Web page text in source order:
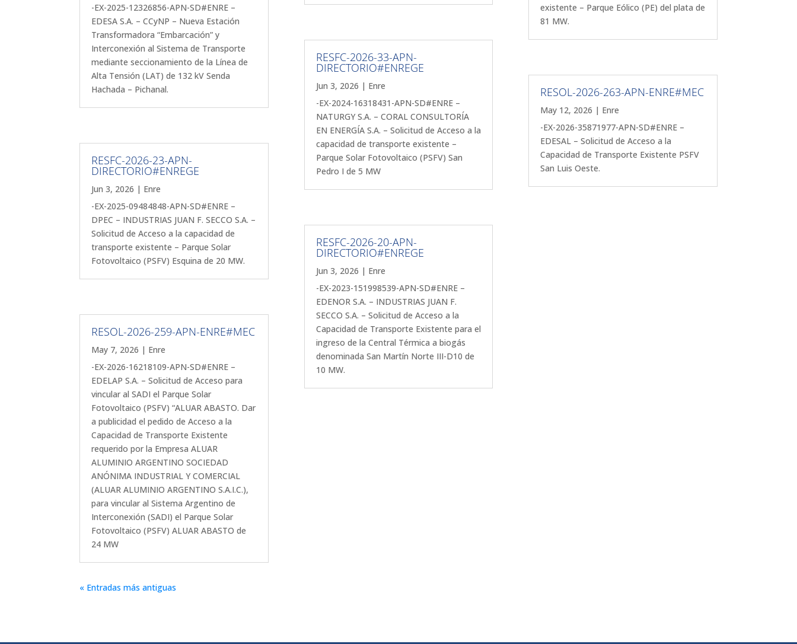
-EX-2025-12326856-APN-SD#ENRE –
EDESA S.A. – CCyNP – Nueva Estación
Transformadora “Embarcación” y
Interconexión al Sistema de Transporte
mediante seccionamiento de la Línea de
Alta Tensión (LAT) de 132 kV Senda
Hachada – Pichanal.
RESFC-2026-23-APN-
DIRECTORIO#ENREGE
Jun 3, 2026 | Enre
-EX-2025-09484848-APN-SD#ENRE –
DPEC – INDUSTRIAS JUAN F. SECCO S.A. –
Solicitud de Acceso a la capacidad de
transporte existente – Parque Solar
Fotovoltaico (PSFV) Esquina de 20 MW.
RESOL-2026-259-APN-ENRE#MEC
May 7, 2026 | Enre
-EX-2026-16218109-APN-SD#ENRE –
EDELAP S.A. – Solicitud de Acceso para
vincular al SADI el Parque Solar
Fotovoltaico (PSFV) “ALUAR ABASTO. Dar
a publicidad el pedido de Acceso a la
Capacidad de Transporte Existente
requerido por la Empresa ALUAR
ALUMINIO ARGENTINO SOCIEDAD
ANÓNIMA INDUSTRIAL Y COMERCIAL
(ALUAR ALUMINIO ARGENTINO S.A.I.C.),
para vincular al Sistema Argentino de
Interconexión (SADI) el Parque Solar
Fotovoltaico (PSFV) ALUAR ABASTO de
24 MW
RESFC-2026-33-APN-
DIRECTORIO#ENREGE
Jun 3, 2026 | Enre
-EX-2024-16318431-APN-SD#ENRE –
NATURGY S.A. – CORAL CONSULTORÍA
EN ENERGÍA S.A. – Solicitud de Acceso a la
capacidad de transporte existente –
Parque Solar Fotovoltaico (PSFV) San
Pedro I de 5 MW
RESFC-2026-20-APN-
DIRECTORIO#ENREGE
Jun 3, 2026 | Enre
-EX-2023-151998539-APN-SD#ENRE –
EDENOR S.A. – INDUSTRIAS JUAN F.
SECCO S.A. – Solicitud de Acceso a la
Capacidad de Transporte Existente para el
ingreso de la Central Térmica a biogás
denominada San Martín Norte III-D10 de
10 MW.
existente – Parque Eólico (PE) del plata de
81 MW.
RESOL-2026-263-APN-ENRE#MEC
May 12, 2026 | Enre
-EX-2026-35871977-APN-SD#ENRE –
EDESAL – Solicitud de Acceso a la
Capacidad de Transporte Existente PSFV
San Luis Oeste.
« Entradas más antiguas